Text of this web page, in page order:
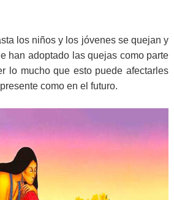
los niños y los jóvenes se quejan y
han adoptado las quejas como parte
lo mucho que esto puede afectarles
como en el futuro.